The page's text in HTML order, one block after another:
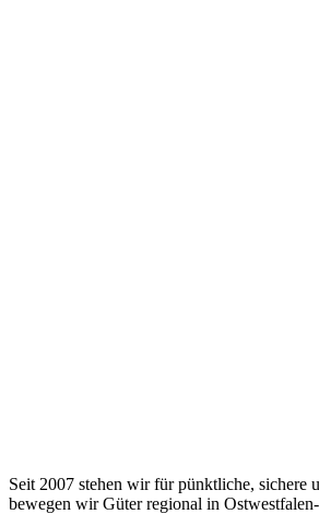
Seit 2007 stehen wir für pünktliche, sichere
bewegen wir Güter regional in